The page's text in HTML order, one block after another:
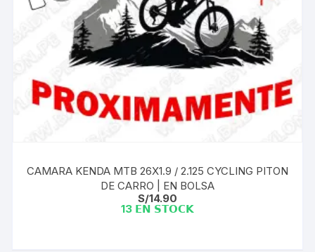
CAMARA KENDA MTB 26X1.9 / 2.125 CYCLING PITON
DE CARRO | EN BOLSA
S/14.90
13 𝗘𝗡 𝗦𝗧𝗢𝗖𝗞